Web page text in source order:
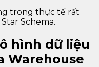
trong thực tế rất
Schema.
hình dữ liệu
Warehouse